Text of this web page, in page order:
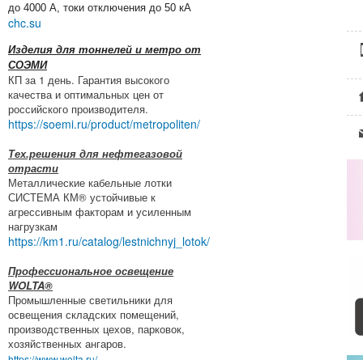
до 4000 А, токи отключения до 50 кА
chc.su
Изделия для тоннелей и метро от
СОЭМИ
КП за 1 день. Гарантия высокого
качества и оптимальных цен от
российского производителя.
https://soemi.ru/product/metropoliten/
Тех.решения для нефтегазовой
отрасти
Металлические кабельные лотки
СИСТЕМА КМ® устойчивые к
агрессивным факторам и усиленным
нагрузкам
https://km1.ru/catalog/lestnichnyj_lotok/
Профессиональное освещение
WOLTA®
Промышленные светильники для
освещения складских помещений,
производственных цехов, парковок,
хозяйственных ангаров.